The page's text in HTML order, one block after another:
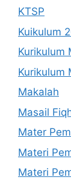
KTSP
Kuikulum
Kurikulum
Kurikulum
Makalah
Masail
Mater
Materi
Materi